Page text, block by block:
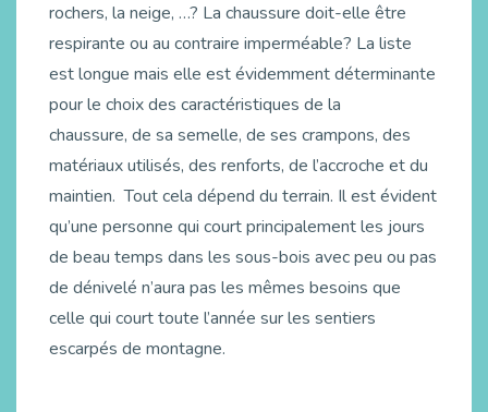
rochers, la neige, …? La chaussure doit-elle être
respirante ou au contraire imperméable? La liste
est longue mais elle est évidemment déterminante
pour le choix des caractéristiques de la
chaussure, de sa semelle, de ses crampons, des
matériaux utilisés, des renforts, de l’accroche et du
maintien. Tout cela dépend du terrain. Il est évident
qu’une personne qui court principalement les jours
de beau temps dans les sous-bois avec peu ou pas
de dénivelé n’aura pas les mêmes besoins que
celle qui court toute l’année sur les sentiers
escarpés de montagne.